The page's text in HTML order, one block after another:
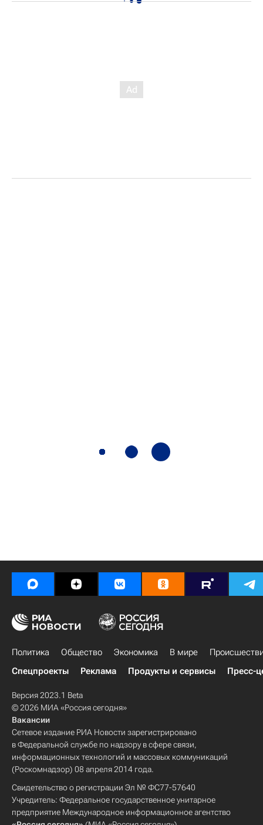
Политика Общество Экономика В мире
Спецпроекты
Реклама Продукты и сервисы Пресс-
Версия 2023.1 Beta
© 2026 МИА «Россия сегодня»
Вакансии
Сетевое издание РИА Новости зарегистрировано
в Федеральной службе по надзору в сфере связи,
информационных технологий и массовых коммуникаций
(Роскомнадзор) 08 апреля 2014 года.
Свидетельство о регистрации Эл № ФС77-57640
Учредитель: Федеральное государственное унитарное
предприятие Международное информационное агентство